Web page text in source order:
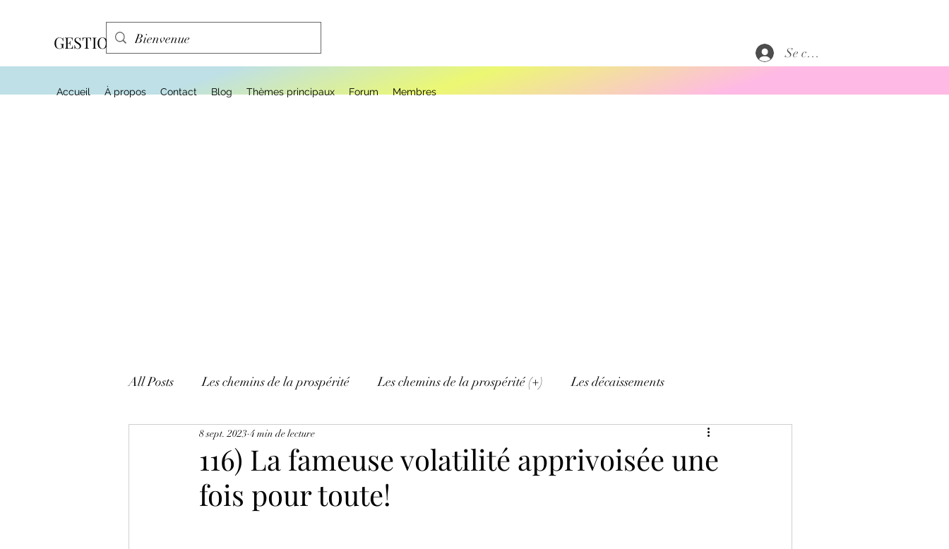
Accueil À propos Contact Blog Thèmes principaux Forum Membres
GESTION EFFA Se connecter
All Posts Les chemins de la prospérité Les chemins de la prospérité (+) Les décaissements
Mes tactiques et mes trucs!
116) La fameuse volatilité apprivoisée une
fois pour toute!
8 sept. 2023 4 min de lecture